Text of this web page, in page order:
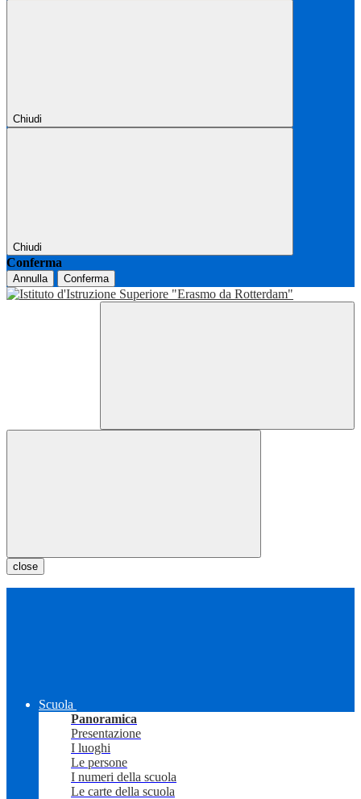
Chiudi
Chiudi
Conferma
Annulla Conferma
close
Scuola
Panoramica
Presentazione
I luoghi
Le persone
I numeri della scuola
Le carte della scuola